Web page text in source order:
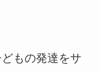
もの発達をサ